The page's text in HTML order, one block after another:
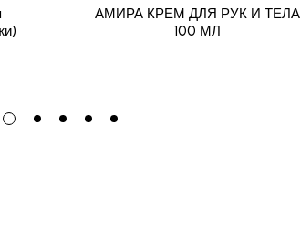
АМИРА КРЕМ ДЛЯ РУК И ТЕЛА
100 МЛ